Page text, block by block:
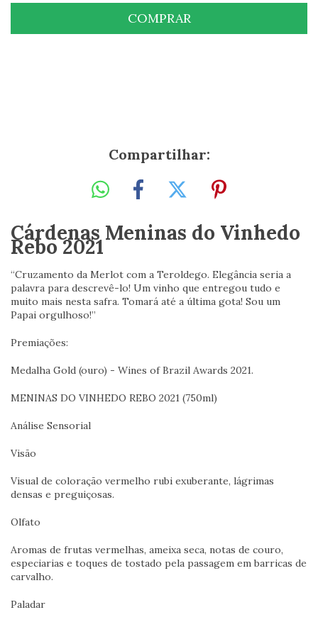
Compartilhar:
Cárdenas Meninas do Vinhedo
Rebo 2021
“Cruzamento da Merlot com a Teroldego. Elegância seria a
palavra para descrevê-lo! Um vinho que entregou tudo e
muito mais nesta safra. Tomará até a última gota! Sou um
Papai orgulhoso!”
Premiações:
Medalha Gold (ouro) - Wines of Brazil Awards 2021.
MENINAS DO VINHEDO REBO 2021 (750ml)
Análise Sensorial
Visão
Visual de coloração vermelho rubi exuberante, lágrimas
densas e preguiçosas.
Olfato
Aromas de frutas vermelhas, ameixa seca, notas de couro,
especiarias e toques de tostado pela passagem em barricas de
carvalho.
Paladar